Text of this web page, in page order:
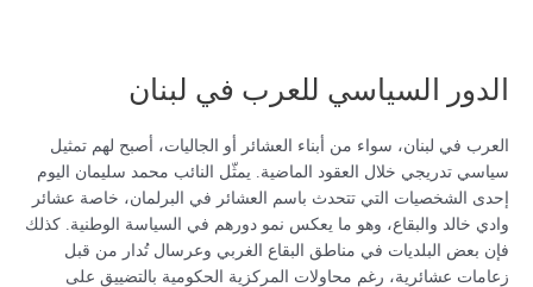
الدور السياسي للعرب في لبنان
العرب في لبنان، سواء من أبناء العشائر أو الجاليات، أصبح لهم تمثيل
سياسي تدريجي خلال العقود الماضية. يمثّل النائب محمد سليمان اليوم
إحدى الشخصيات التي تتحدث باسم العشائر في البرلمان، خاصة عشائر
وادي خالد والبقاع، وهو ما يعكس نمو دورهم في السياسة الوطنية. كذلك
فإن بعض البلديات في مناطق البقاع الغربي وعرسال تُدار من قبل
زعامات عشائرية، رغم محاولات المركزية الحكومية بالتضييق على